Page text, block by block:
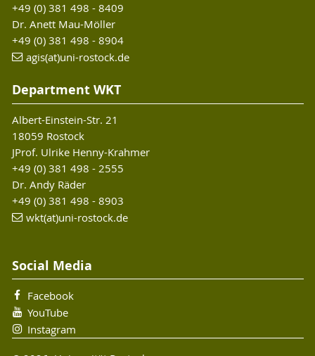
+49 (0) 381 498 - 8409
Dr. Anett Mau-Möller
+49 (0) 381 498 - 8904
agis(at)uni-rostock.de
Department WKT
Albert-Einstein-Str. 21
18059 Rostock
JProf. Ulrike Henny-Krahmer
+49 (0) 381 498 - 2555
Dr. Andy Räder
+49 (0) 381 498 - 8903
wkt(at)uni-rostock.de
Social Media
Facebook
YouTube
Instagram